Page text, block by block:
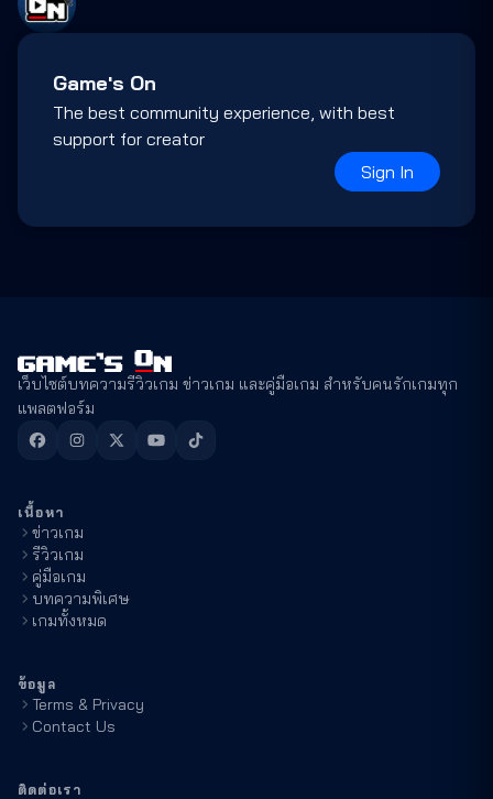
Game's On
The best community experience, with best
support for creator
Sign In
เว็บไซต์บทความรีวิวเกม ข่าวเกม และคู่มือเกม สำหรับคนรักเกมทุก
แพลตฟอร์ม
เนื้อหา
ข่าวเกม
รีวิวเกม
คู่มือเกม
บทความพิเศษ
เกมทั้งหมด
ข้อมูล
Terms & Privacy
Contact Us
ติดต่อเรา